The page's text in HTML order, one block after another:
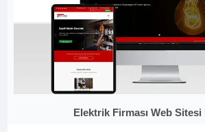
Elektrik Firması Web Sitesi